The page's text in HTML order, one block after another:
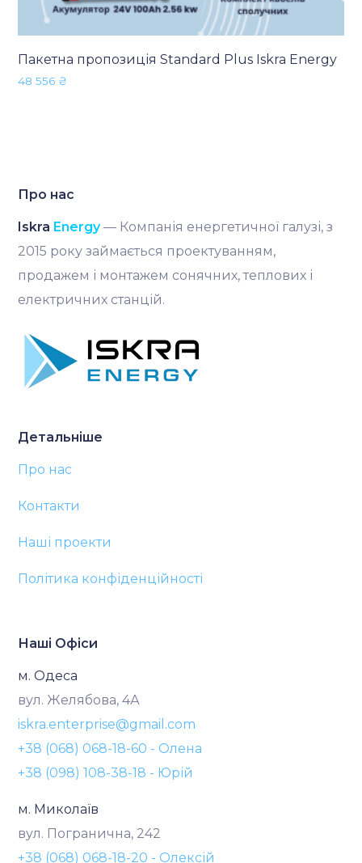
Пакетна пропозиція Standard Plus Iskra Energy
48 556 ₴
Про нас
Iskra Energy— Компанія енергетичної галузі, з
2015 року займається проектуванням,
продажем і монтажем сонячних, теплових і
електричних станцій.
Детальніше
Про нас
Контакти
Наші проекти
Політика конфіденційності
Наші Офіси
м. Одеса
вул. Желябова, 4А
iskra.enterprise@gmail.com
+38 (068) 068-18-60 - Олена
+38 (098) 108-38-18 - Юрій
м. Миколаїв
вул. Погранична, 242
+38 (068) 068-18-20 - Олексій